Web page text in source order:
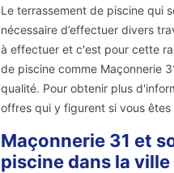
Le terrassement de piscine qui
nécessaire d’effectuer divers
à effectuer et c'est pour cette
de piscine comme Maçonnerie
qualité. Pour obtenir plus
offres qui y figurent si vous
Maçonnerie 31 et
piscine dans la